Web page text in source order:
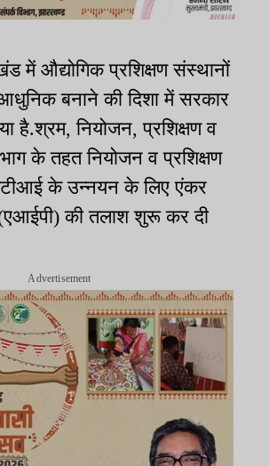
में औद्योगिक प्रशिक्षण संस्थानों
बनाने की दिशा में सरकार
है.श्रम, नियोजन, प्रशिक्षण व
के तहत नियोजन व प्रशिक्षण
के उन्नयन के लिए एंकर
(एआईपी) की तलाश शुरू कर दी
Advertisement